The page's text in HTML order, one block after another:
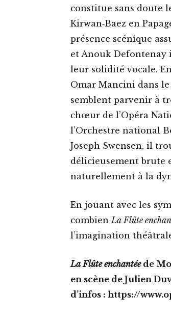
constitue sans doute
Kirwan‑Baez en
présence scénique
et Anouk Defontenay
leur solidité vocale.
Omar Mancini dans
semblent parvenir à
chœur de l’Opéra
l’Orchestre national
Joseph Swensen, il
délicieusement brute
naturellement à la
En jouant avec les
combienLa Flûte
l’imagination
La Flûte enchantéede
en scène de Julien
d’infos : https://